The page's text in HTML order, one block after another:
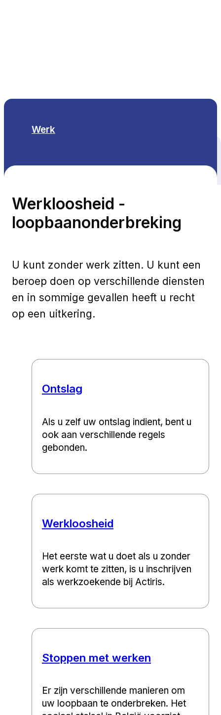
Werk
Werkloosheid -
loopbaanonderbreking
U kunt zonder werk zitten. U kunt een
beroep doen op verschillende diensten
en in sommige gevallen heeft u recht
op een uitkering.
Ontslag
Als u zelf uw ontslag indient, bent u
ook aan verschillende regels
gebonden.
Werkloosheid
Het eerste wat u doet als u zonder
werk komt te zitten, is u inschrijven
als werkzoekende bij Actiris.
Stoppen met werken
Er zijn verschillende manieren om
uw loopbaan te onderbreken. Het